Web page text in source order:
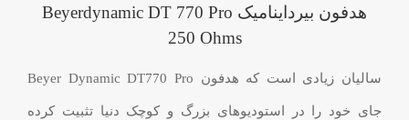
هدفون بیرداینامیک Beyerdynamic DT 770 Pro
250 Ohms
سالیان زیادی است که هدفون Beyer Dynamic DT770 Pro
جای خود را در استودیوهای بزرگ و کوچک دنیا تثبیت کرده